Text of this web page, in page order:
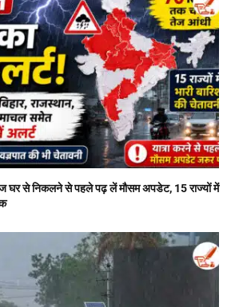
से निकलने से पहले पढ़ लें मौसम अपडेट, 15 राज्यों में